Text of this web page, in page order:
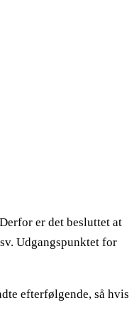
er det besluttet at
Udgangspunktet for
efterfølgende, så hvis